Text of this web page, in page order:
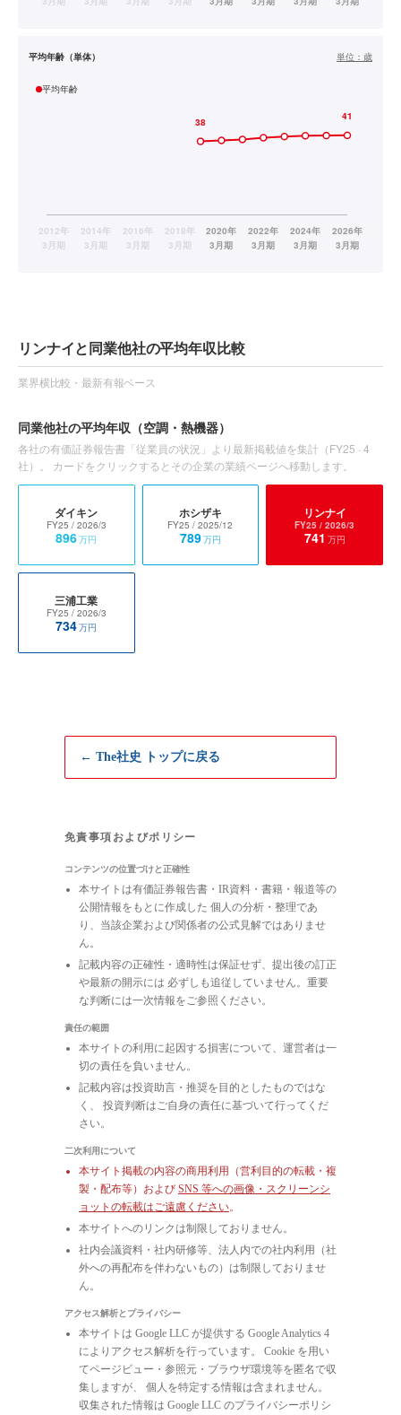
平均年齢（単体） 単位： 歳
平均年齢
リンナイと同業他社の平均年収比較
業界横比較・最新有報ベース
同業他社の平均年収 （空調・熱機器）
各社の有価証券報告書「従業員の状況」より最新掲載値を集計（FY25 · 4
社）。 カードをクリックするとその企業の業績ページへ移動します。
ダイキン
FY25 / 2026/3
896万円
ホシザキ
FY25 / 2025/12
789万円
リンナイ
FY25 / 2026/3
741 万円
三浦工業
FY25 / 2026/3
734万円
← The社史 トップに戻る
免責事項およびポリシー
コンテンツの位置づけと正確性
本サイトは有価証券報告書・IR資料・書籍・報道等の
公開情報をもとに作成した 個人の分析・整理であ
り、当該企業および関係者の公式見解ではありませ
ん。
記載内容の正確性・適時性は保証せず、提出後の訂正
や最新の開示には 必ずしも追従していません。重要
な判断には一次情報をご参照ください。
責任の範囲
本サイトの利用に起因する損害について、運営者は一
切の責任を負いません。
記載内容は投資助言・推奨を目的としたものではな
く、 投資判断はご自身の責任に基づいて行ってくだ
さい。
二次利用について
本サイト掲載の内容の商用利用（営利目的の転載・複
製・配布等）および SNS 等への画像・スクリーンシ
ョットの転載はご遠慮ください。
本サイトへのリンクは制限しておりません。
社内会議資料・社内研修等、法人内での社内利用（社
外への再配布を伴わないもの）は制限しておりませ
ん。
アクセス解析とプライバシー
本サイトは Google LLC が提供する Google Analytics 4
によりアクセス解析を行っています。 Cookie を用い
てページビュー・参照元・ブラウザ環境等を匿名で収
集しますが、 個人を特定する情報は含まれません。
収集された情報は Google LLC のプライバシーポリシ